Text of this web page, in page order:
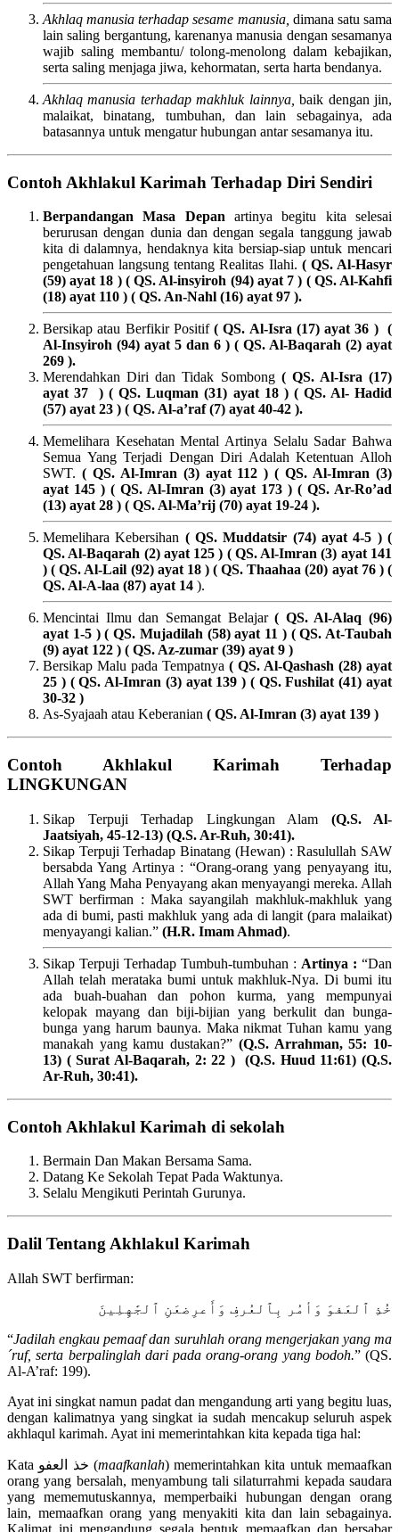
Akhlaq manusia terhadap sesame manusia, dimana satu sama
lain saling bergantung, karenanya manusia dengan sesamanya
wajib saling membantu/ tolong-menolong dalam kebajikan,
serta saling menjaga jiwa, kehormatan, serta harta bendanya.
Akhlaq manusia terhadap makhluk lainnya,baik dengan jin,
malaikat, binatang, tumbuhan, dan lain sebagainya, ada
batasannya untuk mengatur hubungan antar sesamanya itu.
Contoh Akhlakul Karimah Terhadap Diri Sendiri
Berpandangan Masa Depan artinya begitu kita selesai
berurusan dengan dunia dan dengan segala tanggung jawab
kita di dalamnya, hendaknya kita bersiap-siap untuk mencari
pengetahuan langsung tentang Realitas Ilahi. ( QS. Al-Hasyr
(59) ayat 18 ) ( QS. Al-insyiroh (94) ayat 7 ) ( QS. Al-Kahfi
(18) ayat 110 ) ( QS. An-Nahl (16) ayat 97 ).
Bersikap atau Berfikir Positif ( QS. Al-Isra (17) ayat 36 ) (
Al-Insyiroh (94) ayat 5 dan 6 ) ( QS. Al-Baqarah (2) ayat
269 ).
Merendahkan Diri dan Tidak Sombong ( QS. Al-Isra (17)
ayat 37 ) ( QS. Luqman (31) ayat 18 ) ( QS. Al- Hadid
(57) ayat 23 ) ( QS. Al-a’raf (7) ayat 40-42 ).
Memelihara Kesehatan Mental Artinya Selalu Sadar Bahwa
Semua Yang Terjadi Dengan Diri Adalah Ketentuan Alloh
SWT. ( QS. Al-Imran (3) ayat 112 ) ( QS. Al-Imran (3)
ayat 145 ) ( QS. Al-Imran (3) ayat 173 ) ( QS. Ar-Ro’ad
(13) ayat 28 ) ( QS. Al-Ma’rij (70) ayat 19-24 ).
Memelihara Kebersihan (QS. Muddatsir (74) ayat 4-5 ) (
QS. Al-Baqarah (2) ayat 125 ) ( QS. Al-Imran (3) ayat 141
) ( QS. Al-Lail (92) ayat 18 ) ( QS. Thaahaa (20) ayat 76 ) (
QS. Al-A-laa (87) ayat 14 ).
Mencintai Ilmu dan Semangat Belajar( QS. Al-Alaq (96)
ayat 1-5 ) ( QS. Mujadilah (58) ayat 11 ) ( QS. At-Taubah
(9) ayat 122 ) ( QS. Az-zumar (39) ayat 9 )
Bersikap Malu pada Tempatnya ( QS. Al-Qashash (28) ayat
25 ) ( QS. Al-Imran (3) ayat 139 ) ( QS. Fushilat (41) ayat
30-32 )
As-Syajaah atau Keberanian ( QS. Al-Imran (3) ayat 139 )
Contoh Akhlakul Karimah Terhadap
LINGKUNGAN
Sikap Terpuji Terhadap Lingkungan Alam (Q.S. Al-
Jaatsiyah, 45-12-13) (Q.S. Ar-Ruh, 30:41).
Sikap Terpuji Terhadap Binatang (Hewan) : Rasulullah SAW
bersabda Yang Artinya : “Orang-orang yang penyayang itu,
Allah Yang Maha Penyayang akan menyayangi mereka. Allah
SWT berfirman : Maka sayangilah makhluk-makhluk yang
ada di bumi, pasti makhluk yang ada di langit (para malaikat)
menyayangi kalian.” (H.R. Imam Ahmad).
Sikap Terpuji Terhadap Tumbuh-tumbuhan : Artinya : “Dan
Allah telah merataka bumi untuk makhluk-Nya. Di bumi itu
ada buah-buahan dan pohon kurma, yang mempunyai
kelopak mayang dan biji-bijian yang berkulit dan bunga-
bunga yang harum baunya. Maka nikmat Tuhan kamu yang
manakah yang kamu dustakan?” (Q.S. Arrahman, 55: 10-
13) ( Surat Al-Baqarah, 2: 22 ) (Q.S. Huud 11:61) (Q.S.
Ar-Ruh, 30:41).
Contoh Akhlakul Karimah di sekolah
Bermain Dan Makan Bersama Sama.
Datang Ke Sekolah Tepat Pada Waktunya.
Selalu Mengikuti Perintah Gurunya.
Dalil Tentang Akhlakul Karimah
Allah SWT berfirman:
خُذِ ٱلعَفوَ وَأمُر بِٱلعُرفِ وَأَعرِضعَنِ ٱلجَٰهِلِينَ
“Jadilah engkau pemaaf dan suruhlah orang mengerjakan yang ma
´ruf, serta berpalinglah dari pada orang-orang yang bodoh.” (QS.
Al-A’raf: 199).
Ayat ini singkat namun padat dan mengandung arti yang begitu luas,
dengan kalimatnya yang singkat ia sudah mencakup seluruh aspek
akhlaqul karimah. Ayat ini memerintahkan kita kepada tiga hal:
Kata خذ العفو (maafkanlah) memerintahkan kita untuk memaafkan
orang yang bersalah, menyambung tali silaturrahmi kepada saudara
yang mememutuskannya, memperbaiki hubungan dengan orang
lain, memaafkan orang yang menyakiti kita dan lain sebagainya.
Kalimat ini mengandung segala bentuk memaafkan dan bersabar